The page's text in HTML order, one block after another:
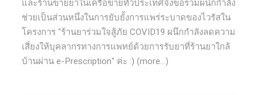
และร้านขายยาในเครือข่ายทั่วประเทศจึงขอร่วมผนึกกำลัง
ช่วยเป็นส่วนหนึ่งในการยับยั้งการแพร่ระบาดของไวรัสใน
โครงการ "ร้านยาร่วมใจสู้ภัย COVID19 ผนึกกำลังลดความ
เสี่ยงให้บุคลากรทางการแพทย์ด้วยการรับยาที่ร้านยาใกล้
บ้านผ่าน e-Prescription" ค่ะ :) (more…)